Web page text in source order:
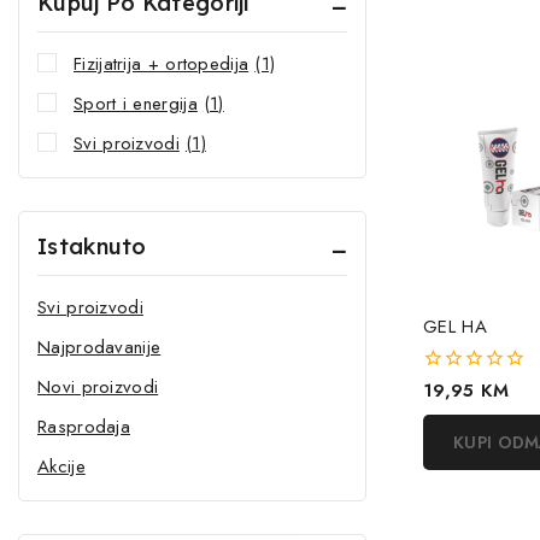
GEL HA
0
out
of
19,95 KM
KUPI
Fizijatrija + ortopedija (1)
Sport i energija (1)
Svi proizvodi (1)
Istaknuto
Svi proizvodi
Najprodavanije
Novi proizvodi
Rasprodaja
Akcije